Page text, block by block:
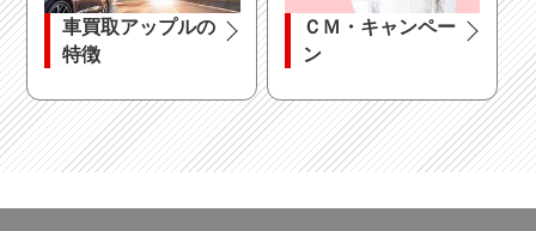
車買取アップルの
特徴
ＣＭ・キャンペー
ン